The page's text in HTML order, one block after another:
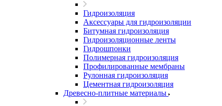
Гидроизоляция
Аксессуары для гидроизоляции
Битумная гидроизоляция
Гидроизоляционные ленты
Гидрошпонки
Полимерная гидроизоляция
Профилированные мембраны
Рулонная гидроизоляция
Цементная гидроизоляция
Древесно-плитные материалы